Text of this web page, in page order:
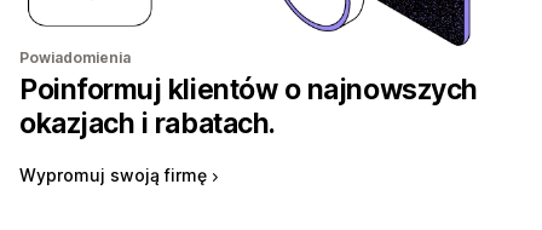
Powiadomienia
Poinformuj klientów o najnowszych
okazjach i rabatach.
Wypromuj swoją firmę